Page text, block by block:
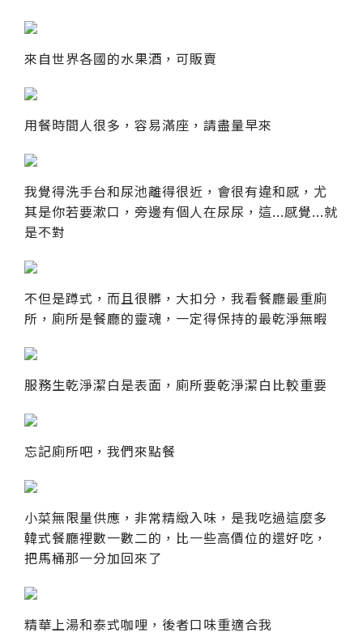
來自世界各國的水果酒，可販賣
用餐時間人很多，容易滿座，請盡量早來
我覺得洗手台和尿池離得很近，會很有違和感，尤
其是你若要漱口，旁邊有個人在尿尿，這...感覺...就
是不對
不但是蹲式，而且很髒，大扣分，我看餐廳最重廁
所，廁所是餐廳的靈魂，一定得保持的最乾淨無暇
服務生乾淨潔白是表面，廁所要乾淨潔白比較重要
忘記廁所吧，我們來點餐
小菜無限量供應，非常精緻入味，是我吃過這麼多
韓式餐廳裡數一數二的，比一些高價位的還好吃，
把馬桶那一分加回來了
精華上湯和泰式咖哩，後者口味重適合我